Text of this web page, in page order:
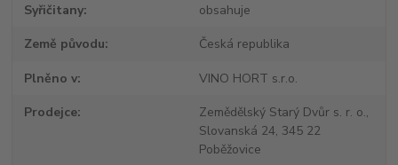
Syřičitany obsahuje
Země původu Česká republika
Plněno v VINO HORT s.r.o.
Prodejce
Zemědělský Starý Dvůr s. r. o.,
Slovanská 24, 345 22
Poběžovice